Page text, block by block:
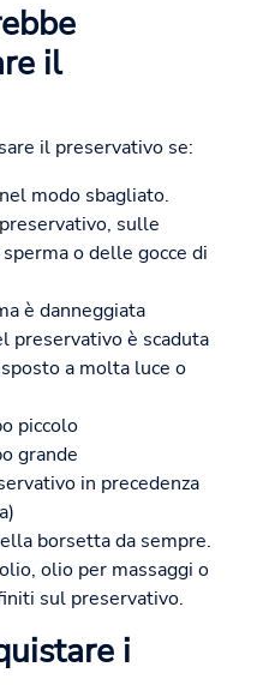
il
il preservativo se:
modo sbagliato.
sulle
o delle gocce di
è danneggiata
preservativo è scaduta
a molta luce o
piccolo
grande
in precedenza
borsetta da sempre.
olio per massaggi o
sul preservativo.
i